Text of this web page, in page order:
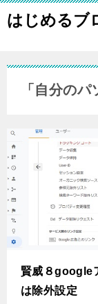
はじめるブ
「自分の
賢威８google
は除外設定